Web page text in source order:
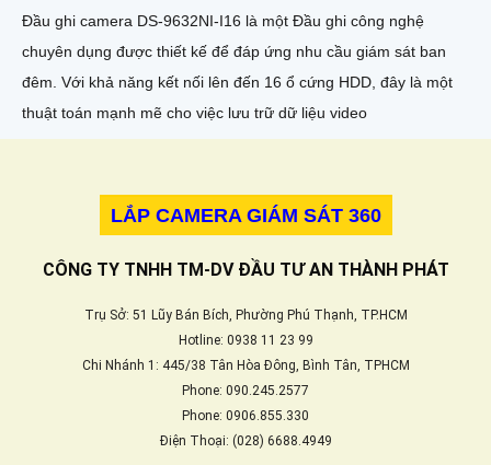
Đầu ghi camera DS-9632NI-I16 là một Đầu ghi công nghệ
chuyên dụng được thiết kế để đáp ứng nhu cầu giám sát ban
đêm. Với khả năng kết nối lên đến 16 ổ cứng HDD, đây là một
thuật toán mạnh mẽ cho việc lưu trữ dữ liệu video
LẮP CAMERA GIÁM SÁT 360
CÔNG TY TNHH TM-DV ĐẦU TƯ AN THÀNH PHÁT
Trụ Sở: 51 Lũy Bán Bích, Phường Phú Thạnh, TP.HCM
Hotline: 0938 11 23 99
Chi Nhánh 1: 445/38 Tân Hòa Đông, Bình Tân, TPHCM
Phone: 090.245.2577
Phone: 0906.855.330
Điện Thoại: (028) 6688.4949